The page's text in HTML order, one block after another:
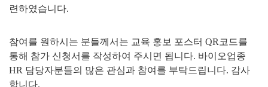
련하였습니다.
참여를 원하시는 분들께서는 교육 홍보 포스터 QR 코드를
통해 참가 신청서를 작성하여 주시면 됩니다. 바이오업종
HR 담당자분들의 많은 관심과 참여를 부탁드립니다. 감사
합니다.